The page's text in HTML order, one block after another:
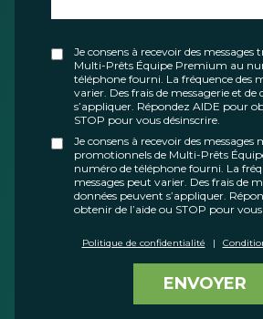
Je consens à recevoir des messages
Multi-Prêts Équipe Premium au
téléphone fourni. La fréquence des
varier. Des frais de messagerie et de
s’appliquer. Répondez AIDE pour
STOP pour vous désinscrire.
Je consens à recevoir des
promotionnels de Multi-Prêts
numéro de téléphone fourni. La
messages peut varier. Des frais de
données peuvent s’appliquer.
obtenir de l’aide ou STOP pour vous
Politique de confidentialité |
ENVOYER